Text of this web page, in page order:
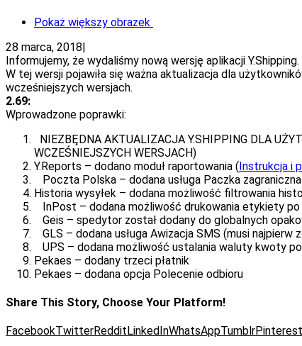
Pokaż większy obrazek
28 marca, 2018|
Informujemy, że wydaliśmy nową wersję aplikacji
W tej wersji pojawiła się ważna aktualizacja dla
wcześniejszych wersjach.
2.69:
Wprowadzone poprawki:
NIEZBĘDNA AKTUALIZACJA Y.SHIPPING DLA
WCZEŚNIEJSZYCH WERSJACH)
Y.Reports – dodano moduł raportowania (Instrukcja i
Poczta Polska – dodana usługa Paczka zagraniczna
Historia wysyłek – dodana możliwość filtrowania
InPost – dodana możliwość drukowania etykiety
Geis – spedytor został dodany do globalnych
GLS – dodana usługa Awizacja SMS (musi
UPS – dodana możliwość ustalania waluty kwoty
Pekaes – dodany trzeci płatnik
Pekaes – dodana opcja Polecenie odbioru
Share This Story, Choose Your Platform!
FacebookTwitterReddit LinkedInWhatsAppTumblrPinterest